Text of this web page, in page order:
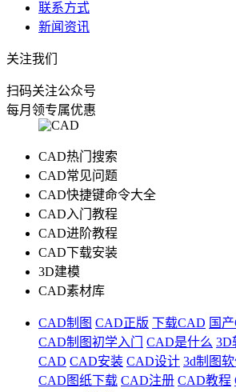
联系方式
新闻资讯
关注我们
扫码关注公众号
每月领专属优惠
CAD热门搜索
CAD常见问题
CAD快捷键命令大全
CAD入门教程
CAD进阶教程
CAD下载安装
3D建模
CAD素材库
CAD制图 CAD正版 下载CAD 国
CAD制图初学入门
CAD是什么 3D
CAD CAD安装 CAD设计 3d制图
CAD图纸下载 CAD注册 CAD教程